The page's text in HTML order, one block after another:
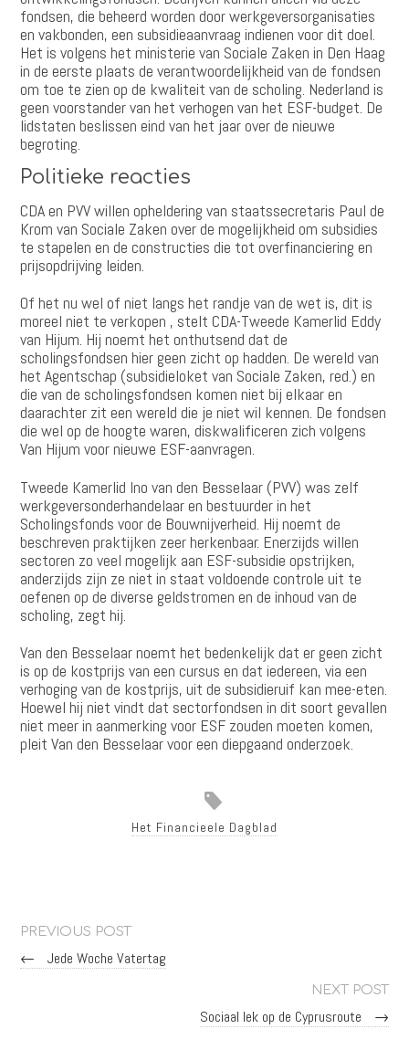
fondsen, die beheerd worden door werkgeversorganisaties
en vakbonden, een subsidieaanvraag indienen voor dit doel.
Het is volgens het ministerie van Sociale Zaken in Den Haag
in de eerste plaats de verantwoordelijkheid van de fondsen
om toe te zien op de kwaliteit van de scholing. Nederland is
geen voorstander van het verhogen van het ESF-budget. De
lidstaten beslissen eind van het jaar over de nieuwe
begroting.
Politieke reacties
CDA en PVV willen opheldering van staatssecretaris Paul de
Krom van Sociale Zaken over de mogelijkheid om subsidies
te stapelen en de constructies die tot overfinanciering en
prijsopdrijving leiden.
Of het nu wel of niet langs het randje van de wet is, dit is
moreel niet te verkopen , stelt CDA-Tweede Kamerlid Eddy
van Hijum. Hij noemt het onthutsend dat de
scholingsfondsen hier geen zicht op hadden. De wereld van
het Agentschap (subsidieloket van Sociale Zaken, red.) en
die van de scholingsfondsen komen niet bij elkaar en
daarachter zit een wereld die je niet wil kennen. De fondsen
die wel op de hoogte waren, diskwalificeren zich volgens
Van Hijum voor nieuwe ESF-aanvragen.
Tweede Kamerlid Ino van den Besselaar (PVV) was zelf
werkgeversonderhandelaar en bestuurder in het
Scholingsfonds voor de Bouwnijverheid. Hij noemt de
beschreven praktijken zeer herkenbaar. Enerzijds willen
sectoren zo veel mogelijk aan ESF-subsidie opstrijken,
anderzijds zijn ze niet in staat voldoende controle uit te
oefenen op de diverse geldstromen en de inhoud van de
scholing, zegt hij.
Van den Besselaar noemt het bedenkelijk dat er geen zicht
is op de kostprijs van een cursus en dat iedereen, via een
verhoging van de kostprijs, uit de subsidieruif kan mee-eten.
Hoewel hij niet vindt dat sectorfondsen in dit soort gevallen
niet meer in aanmerking voor ESF zouden moeten komen,
pleit Van den Besselaar voor een diepgaand onderzoek.
Het Financieele Dagblad
PREVIOUS POST
← Jede Woche Vatertag
NEXT POST
Sociaal lek op de Cyprusroute →